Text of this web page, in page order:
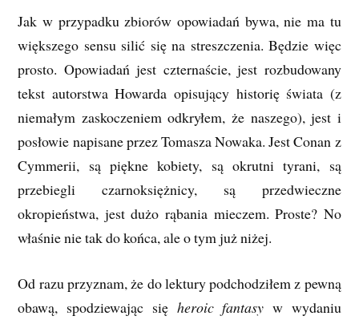
Jak w przypadku zbiorów opowiadań bywa, nie ma tu
większego sensu silić się na streszczenia. Będzie więc
prosto. Opowiadań jest czternaście, jest rozbudowany
tekst autorstwa Howarda opisujący historię świata (z
niemałym zaskoczeniem odkryłem, że naszego), jest i
posłowie napisane przez Tomasza Nowaka. Jest Conan z
Cymmerii, są piękne kobiety, są okrutni tyrani, są
przebiegli czarnoksiężnicy, są przedwieczne
okropieństwa, jest dużo rąbania mieczem. Proste? No
właśnie nie tak do końca, ale o tym już niżej.
Od razu przyznam, że do lektury podchodziłem z pewną
obawą, spodziewając się heroic fantasy w wydaniu